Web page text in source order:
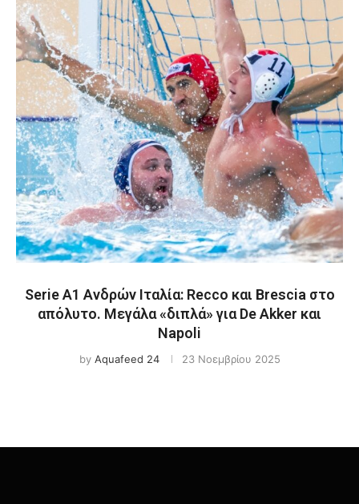
Serie A1 Ανδρών Ιταλία: Recco και Brescia στο
απόλυτο. Μεγάλα «διπλά» για De Akker και
Napoli
by Aquafeed 24 23 Νοεμβρίου 2025